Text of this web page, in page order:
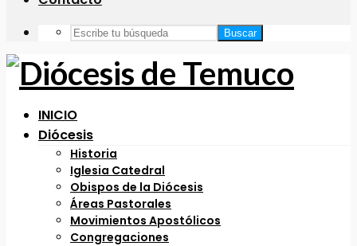
Buscar
INICIO
Diócesis
Historia
Iglesia Catedral
Obispos de la Diócesis
Áreas Pastorales
Movimientos Apostólicos
Congregaciones